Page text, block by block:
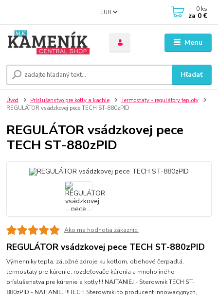
Menu
EUR
Hľadať
0 ks
za 0 €
Úvod Príslušenstvo pre kotly a kachle
Termostaty - regulátory teploty
REGULÁTOR vsádzkovej pece TECH ST-880zPID
REGULÁTOR vsádzkovej pece
TECH ST-880zPID
Ako ma hodnotia zákazníci
REGULÁTOR vsádzkovej pece TECH ST-880zPID
Výmenniky tepla, záložné zdroje ku kotlom, obehové čerpadlá,
termostaty pre kúrenie, rozdeľovače kúrenia a mnoho iného
príslušenstva pre kúrenie a kotly.!!! NAJTANIEJ - Sterownik TECH ST-
880zPID - NAJTANIEJ !!!TECH Sterowniki to producent innowacyjnych,